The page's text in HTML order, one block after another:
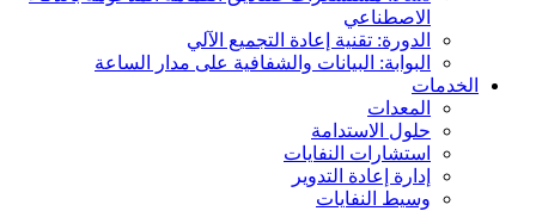
الاصطناعي
الدورة: تقنية إعادة التجميع الآلي
البوابة: البيانات والشفافية على مدار الساعة
الخدمات
المعدات
حلول الاستدامة
استشارات النفايات
إدارة إعادة التدوير
وسيط النفايات